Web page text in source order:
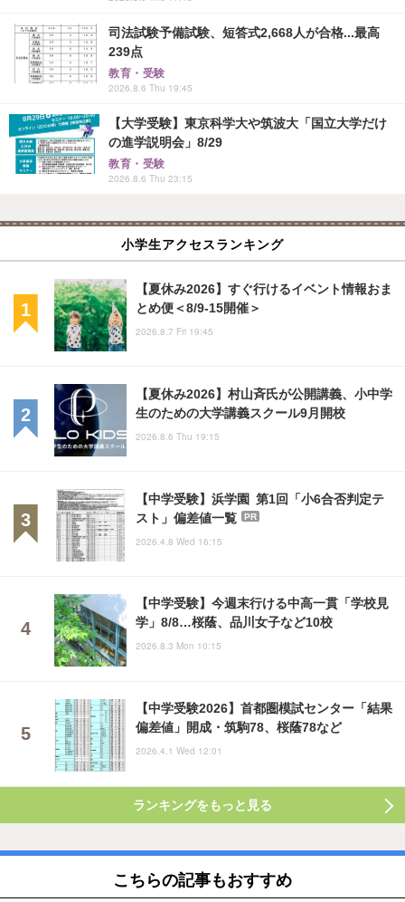
司法試験予備試験、短答式2,668人が合格...最高
239点
教育・受験
2026.8.6 Thu 19:45
【大学受験】東京科学大や筑波大「国立大学だけ
の進学説明会」8/29
教育・受験
2026.8.6 Thu 23:15
小学生アクセスランキング
【夏休み2026】すぐ行けるイベント情報おま
とめ便＜8/9-15開催＞
2026.8.7 Fri 19:45
【夏休み2026】村山斉氏が公開講義、小中学
生のための大学講義スクール9月開校
2026.8.6 Thu 19:15
【中学受験】浜学園 第1回「小6合否判定テ
スト」偏差値一覧
PR
2026.4.8 Wed 16:15
【中学受験】今週末行ける中高一貫「学校見
学」8/8…桜蔭、品川女子など10校
2026.8.3 Mon 10:15
【中学受験2026】首都圏模試センター「結果
偏差値」開成・筑駒78、桜蔭78など
2026.4.1 Wed 12:01
ランキングをもっと見る
こちらの記事もおすすめ